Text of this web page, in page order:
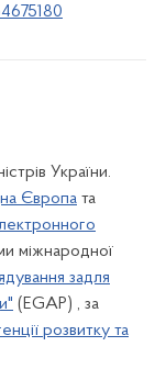
України.
Європа та
міжнародної
задля
(EGAP) , за
розвитку та